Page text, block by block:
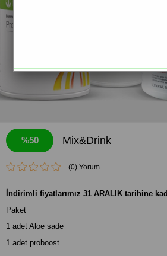
50 Mix&Drink
(0)
İndirimli fiyatlarımız 31 ARALIK tarihine
Paket
1 adet Aloe sade
1 adet proboost